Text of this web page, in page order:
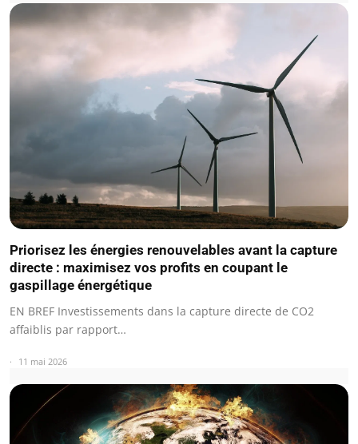
Priorisez les énergies renouvelables avant la capture
directe : maximisez vos profits en coupant le
gaspillage énergétique
EN BREF Investissements dans la capture directe de CO2
affaiblis par rapport…
11 mai 2026